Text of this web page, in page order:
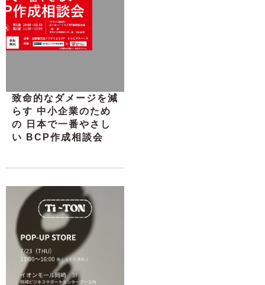
致命的なダメージを減
らす 中小企業のため
の 日本で一番やさし
い BCP作成相談会